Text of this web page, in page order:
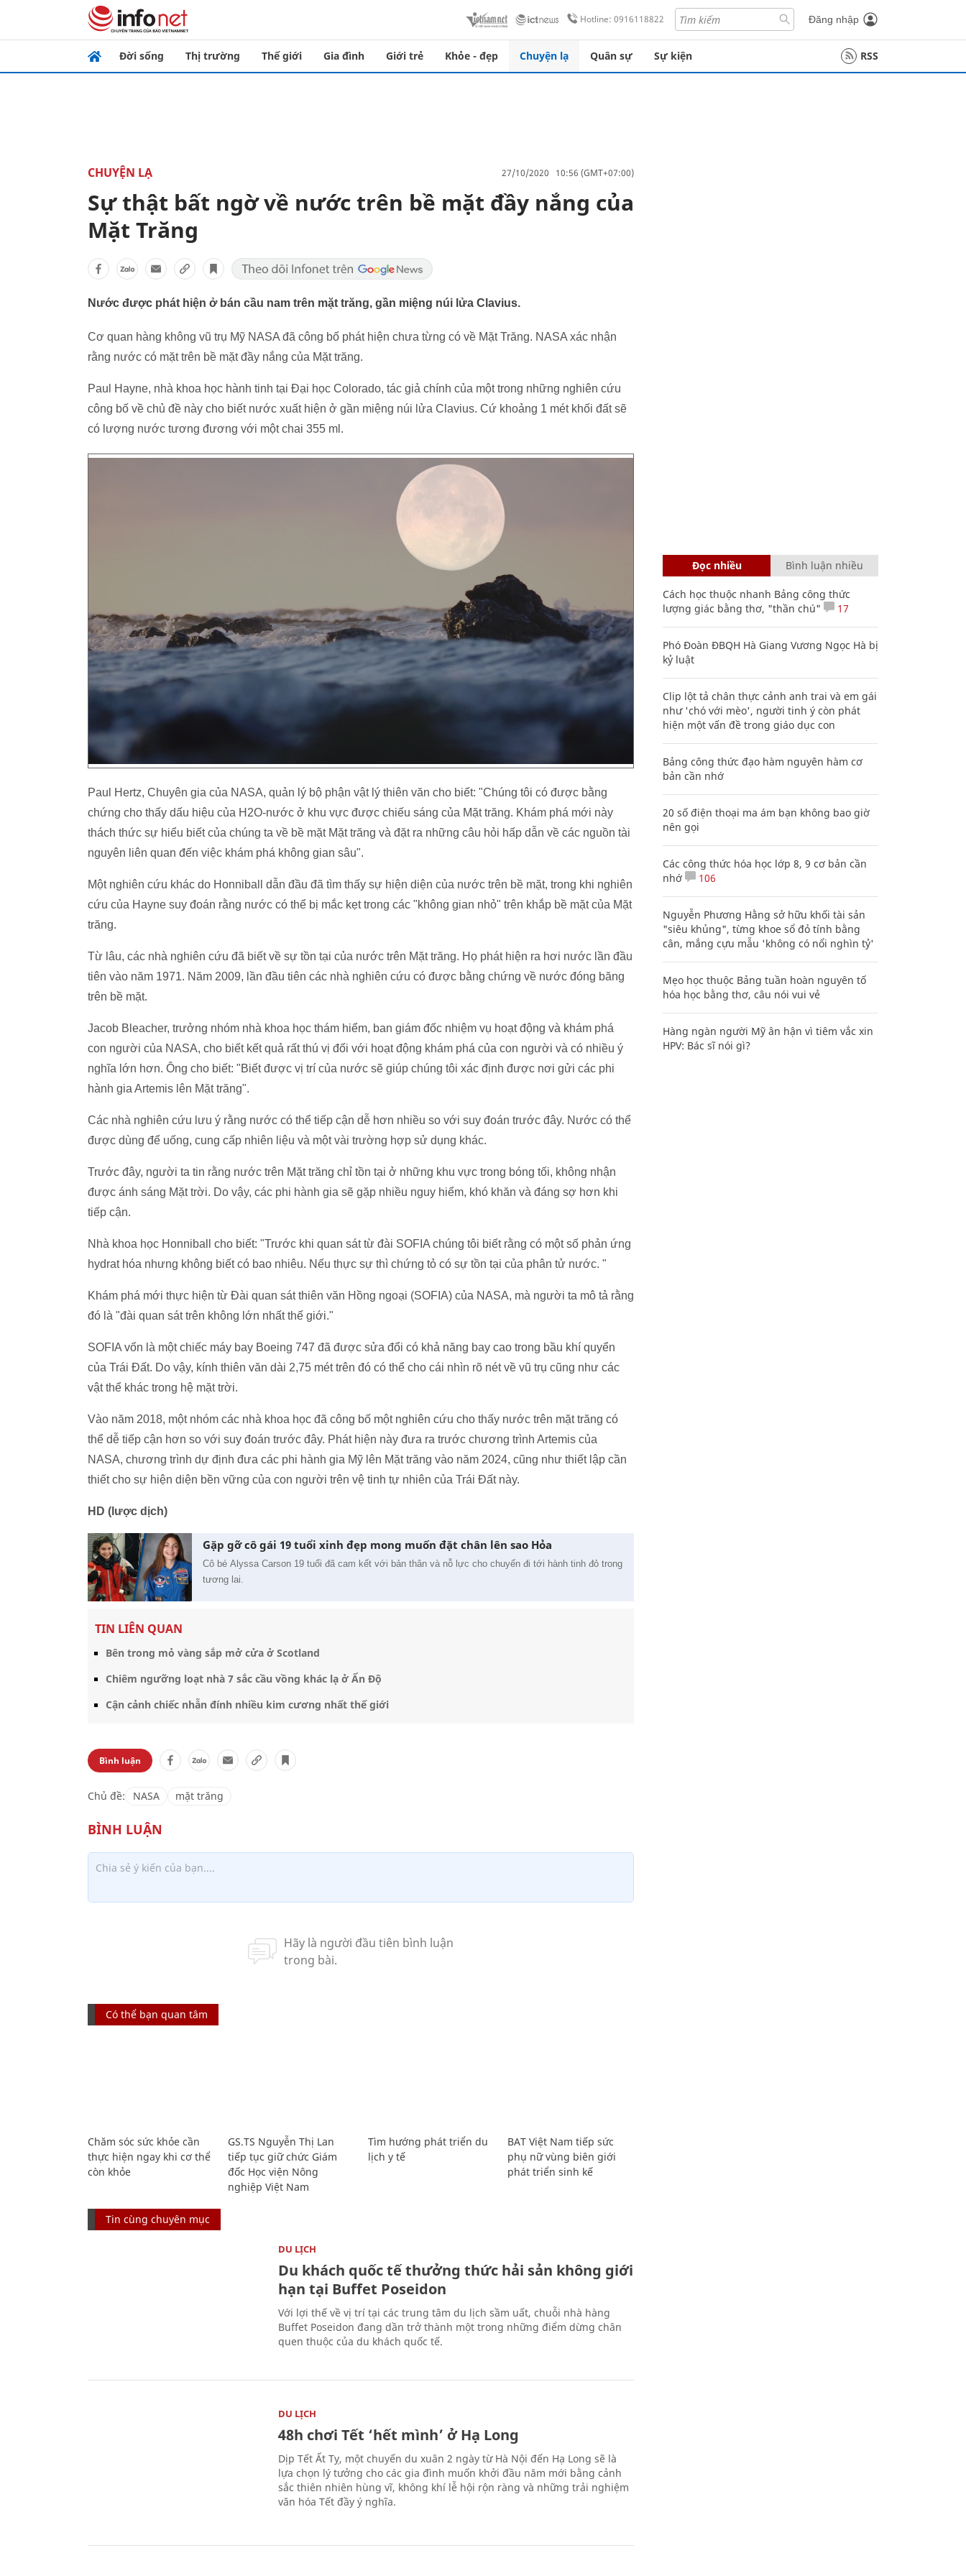
Hotline: 0916118822 Đăng nhập
Đời sống Thị trường Thế giới Gia đình Giới trẻ Khỏe - đẹp Chuyện lạ Quân sự Sự kiện RSS
CHUYỆN LẠ 27/10/2020 10:56 (GMT+07:00)
Sự thật bất ngờ về nước trên bề mặt đầy nắng của
Mặt Trăng
Nước được phát hiện ở bán cầu nam trên mặt trăng, gần miệng núi lửa Clavius.
Cơ quan hàng không vũ trụ Mỹ NASA đã công bố phát hiện chưa từng có về Mặt Trăng. NASA xác nhận
rằng nước có mặt trên bề mặt đầy nắng của Mặt trăng.
Paul Hayne, nhà khoa học hành tinh tại Đại học Colorado, tác giả chính của một trong những nghiên cứu
công bố về chủ đề này cho biết nước xuất hiện ở gần miệng núi lửa Clavius. Cứ khoảng 1 mét khối đất sẽ
có lượng nước tương đương với một chai 355 ml.
Paul Hertz, Chuyên gia của NASA, quản lý bộ phận vật lý thiên văn cho biết: "Chúng tôi có được bằng
chứng cho thấy dấu hiệu của H2O-nước ở khu vực được chiếu sáng của Mặt trăng. Khám phá mới này
thách thức sự hiểu biết của chúng ta về bề mặt Mặt trăng và đặt ra những câu hỏi hấp dẫn về các nguồn tài
nguyên liên quan đến việc khám phá không gian sâu".
Một nghiên cứu khác do Honniball dẫn đầu đã tìm thấy sự hiện diện của nước trên bề mặt, trong khi nghiên
cứu của Hayne suy đoán rằng nước có thể bị mắc kẹt trong các "không gian nhỏ" trên khắp bề mặt của Mặt
trăng.
Từ lâu, các nhà nghiên cứu đã biết về sự tồn tại của nước trên Mặt trăng. Họ phát hiện ra hơi nước lần đầu
tiên vào năm 1971. Năm 2009, lần đầu tiên các nhà nghiên cứu có được bằng chứng về nước đóng băng
trên bề mặt.
Jacob Bleacher, trưởng nhóm nhà khoa học thám hiểm, ban giám đốc nhiệm vụ hoạt động và khám phá
con người của NASA, cho biết kết quả rất thú vị đối với hoạt động khám phá của con người và có nhiều ý
nghĩa lớn hơn. Ông cho biết: "Biết được vị trí của nước sẽ giúp chúng tôi xác định được nơi gửi các phi
hành gia Artemis lên Mặt trăng".
Các nhà nghiên cứu lưu ý rằng nước có thể tiếp cận dễ hơn nhiều so với suy đoán trước đây. Nước có thể
được dùng để uống, cung cấp nhiên liệu và một vài trường hợp sử dụng khác.
Trước đây, người ta tin rằng nước trên Mặt trăng chỉ tồn tại ở những khu vực trong bóng tối, không nhận
được ánh sáng Mặt trời. Do vậy, các phi hành gia sẽ gặp nhiều nguy hiểm, khó khăn và đáng sợ hơn khi
tiếp cận.
Nhà khoa học Honniball cho biết: "Trước khi quan sát từ đài SOFIA chúng tôi biết rằng có một số phản ứng
hydrat hóa nhưng không biết có bao nhiêu. Nếu thực sự thì chứng tỏ có sự tồn tại của phân tử nước. "
Khám phá mới thực hiện từ Đài quan sát thiên văn Hồng ngoại (SOFIA) của NASA, mà người ta mô tả rằng
đó là "đài quan sát trên không lớn nhất thế giới."
SOFIA vốn là một chiếc máy bay Boeing 747 đã được sửa đổi có khả năng bay cao trong bầu khí quyển
của Trái Đất. Do vậy, kính thiên văn dài 2,75 mét trên đó có thể cho cái nhìn rõ nét về vũ trụ cũng như các
vật thể khác trong hệ mặt trời.
Vào năm 2018, một nhóm các nhà khoa học đã công bố một nghiên cứu cho thấy nước trên mặt trăng có
thể dễ tiếp cận hơn so với suy đoán trước đây. Phát hiện này đưa ra trước chương trình Artemis của
NASA, chương trình dự định đưa các phi hành gia Mỹ lên Mặt trăng vào năm 2024, cũng như thiết lập cần
thiết cho sự hiện diện bền vững của con người trên vệ tinh tự nhiên của Trái Đất này.
HD (lược dịch)
Gặp gỡ cô gái 19 tuổi xinh đẹp mong muốn đặt chân lên sao Hỏa
Cô bé Alyssa Carson 19 tuổi đã cam kết với bản thân và nỗ lực cho chuyến đi tới hành tinh đỏ trong
tương lai.
TIN LIÊN QUAN
Bên trong mỏ vàng sắp mở cửa ở Scotland
Chiêm ngưỡng loạt nhà 7 sắc cầu vồng khác lạ ở Ấn Độ
Cận cảnh chiếc nhẫn đính nhiều kim cương nhất thế giới
Bình luận
Chủ đề: NASA mặt trăng
Có thể bạn quan tâm
Chăm sóc sức khỏe cần
thực hiện ngay khi cơ thể
còn khỏe
GS.TS Nguyễn Thị Lan
tiếp tục giữ chức Giám
đốc Học viện Nông
nghiệp Việt Nam
Tìm hướng phát triển du
lịch y tế
BAT Việt Nam tiếp sức
phụ nữ vùng biên giới
phát triển sinh kế
Tin cùng chuyên mục
DU LỊCH
Du khách quốc tế thưởng thức hải sản không giới
hạn tại Buffet Poseidon
Với lợi thế về vị trí tại các trung tâm du lịch sầm uất, chuỗi nhà hàng
Buffet Poseidon đang dần trở thành một trong những điểm dừng chân
quen thuộc của du khách quốc tế.
DU LỊCH
48h chơi Tết ‘hết mình’ ở Hạ Long
Dịp Tết Ất Tỵ, một chuyến du xuân 2 ngày từ Hà Nội đến Hạ Long sẽ là
lựa chọn lý tưởng cho các gia đình muốn khởi đầu năm mới bằng cảnh
sắc thiên nhiên hùng vĩ, không khí lễ hội rộn ràng và những trải nghiệm
văn hóa Tết đầy ý nghĩa.
Đọc nhiều Bình luận nhiều
Cách học thuộc nhanh Bảng công thức
lượng giác bằng thơ, "thần chú"
17
Phó Đoàn ĐBQH Hà Giang Vương Ngọc Hà bị
kỷ luật
Clip lột tả chân thực cảnh anh trai và em gái
như 'chó với mèo', người tinh ý còn phát
hiện một vấn đề trong giáo dục con
Bảng công thức đạo hàm nguyên hàm cơ
bản cần nhớ
20 số điện thoại ma ám bạn không bao giờ
nên gọi
Các công thức hóa học lớp 8, 9 cơ bản cần
nhớ
106
Nguyễn Phương Hằng sở hữu khối tài sản
"siêu khủng", từng khoe sổ đỏ tính bằng
cân, mắng cựu mẫu 'không có nổi nghìn tỷ'
Mẹo học thuộc Bảng tuần hoàn nguyên tố
hóa học bằng thơ, câu nói vui vẻ
Hàng ngàn người Mỹ ân hận vì tiêm vắc xin
HPV: Bác sĩ nói gì?